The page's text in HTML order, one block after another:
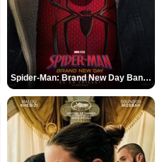
Spider-Man: Brand New Day Bande-annonce VO STFR